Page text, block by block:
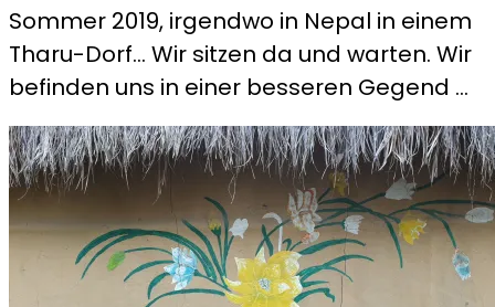
Kochen
mit
den
Tharu-
Frauen
Sommer 2019, irgendwo in Nepal in einem
Tharu-Dorf… Wir sitzen da und warten. Wir
befinden uns in einer besseren Gegend …